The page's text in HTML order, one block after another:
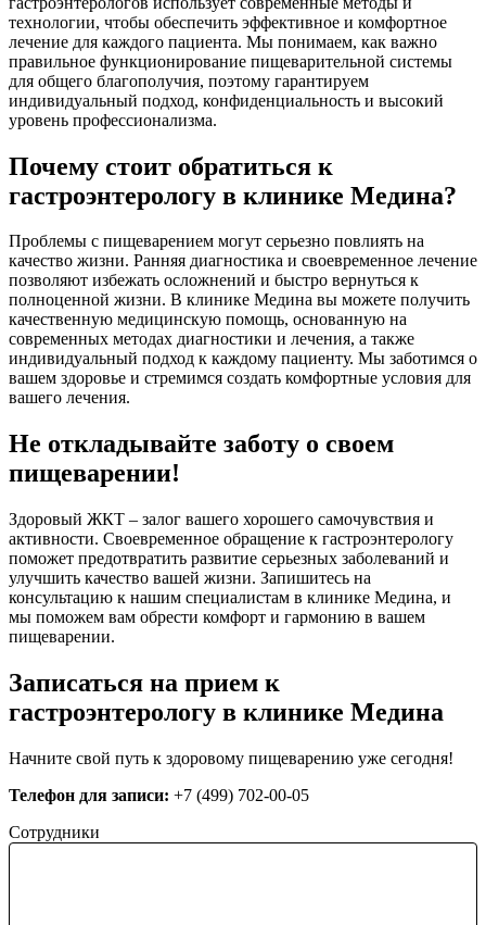
технологии, чтобы обеспечить эффективное и комфортное
лечение для каждого пациента. Мы понимаем, как важно
правильное функционирование пищеварительной системы
для общего благополучия, поэтому гарантируем
индивидуальный подход, конфиденциальность и высокий
уровень профессионализма.
Почему стоит обратиться к
гастроэнтерологу в клинике Медина?
Проблемы с пищеварением могут серьезно повлиять на
качество жизни. Ранняя диагностика и своевременное лечение
позволяют избежать осложнений и быстро вернуться к
полноценной жизни. В клинике Медина вы можете получить
качественную медицинскую помощь, основанную на
современных методах диагностики и лечения, а также
индивидуальный подход к каждому пациенту. Мы заботимся о
вашем здоровье и стремимся создать комфортные условия для
вашего лечения.
Не откладывайте заботу о своем
пищеварении!
Здоровый ЖКТ – залог вашего хорошего самочувствия и
активности. Своевременное обращение к гастроэнтерологу
поможет предотвратить развитие серьезных заболеваний и
улучшить качество вашей жизни. Запишитесь на
консультацию к нашим специалистам в клинике Медина, и
мы поможем вам обрести комфорт и гармонию в вашем
пищеварении.
Записаться на прием к
гастроэнтерологу в клинике Медина
Начните свой путь к здоровому пищеварению уже сегодня!
Телефон для записи: +7 (499) 702-00-05
Сотрудники